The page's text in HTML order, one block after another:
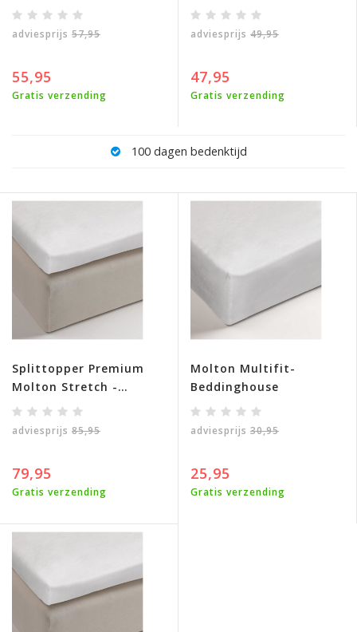
hoge hoek
adviesprijs 57,95
55,95
Gratis verzending
adviesprijs 49,95
47,95
Gratis verzending
100 dagen bedenktijd
Splittopper Premium
Molton Stretch -
Beddinghouse
adviesprijs 85,95
79,95
Gratis verzending
Molton Multifit-
Beddinghouse
adviesprijs 30,95
25,95
Gratis verzending